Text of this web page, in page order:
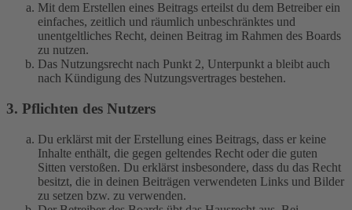
Mit dem Erstellen eines Beitrags erteilst du dem Betreiber ein
einfaches, zeitlich und räumlich unbeschränktes und
unentgeltliches Recht, deinen Beitrag im Rahmen des Boards
zu nutzen.
Das Nutzungsrecht nach Punkt 2, Unterpunkt a bleibt auch
nach Kündigung des Nutzungsvertrages bestehen.
3. Pflichten des Nutzers
Du erklärst mit der Erstellung eines Beitrags, dass er keine
Inhalte enthält, die gegen geltendes Recht oder die guten
Sitten verstoßen. Du erklärst insbesondere, dass du das Recht
besitzt, die in deinen Beiträgen verwendeten Links und Bilder
zu setzen bzw. zu verwenden.